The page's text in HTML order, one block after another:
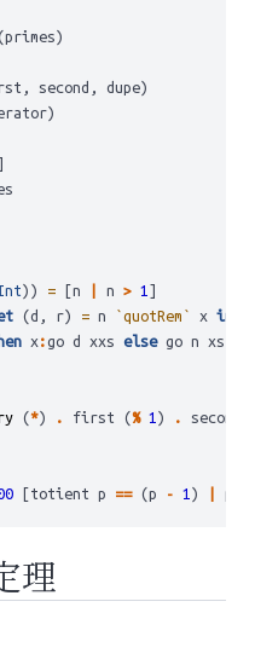
second, dupe)
)) = [n | n > 1 ]
(d, r) = n `quotRem` x in
x :go d xxs else go n xs
(*) . first (% 1 ) . second
[totient p == (p - 1 ) | p
理